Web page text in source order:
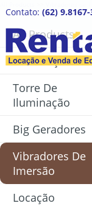
Contato: (62)
HOME
QUEM SOMOS
EQUIPAMENTOS
ORÇAMENTO
FALE CONOSCO
All Products
Construção
Torre De
Iluminação
Big Geradores
Vibradores De
Imersão
Locação